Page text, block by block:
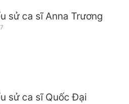
sử ca sĩ Anna Trương
sử ca sĩ Quốc Đại